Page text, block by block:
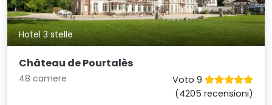
Hotel 3 stelle
Château de Pourtalès
48 camere
Voto 9
(4205 recensioni)